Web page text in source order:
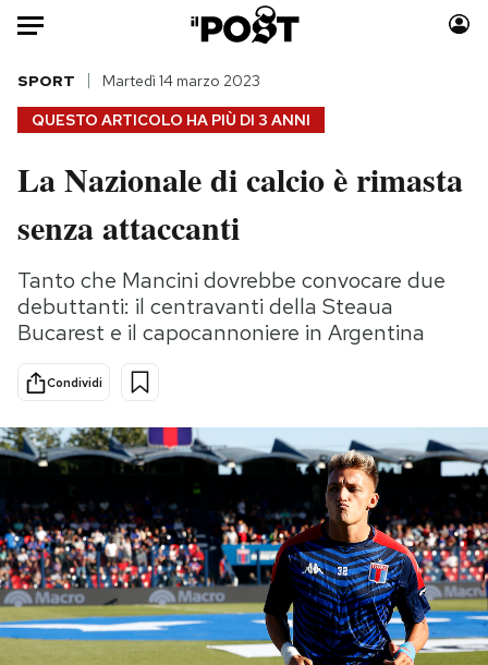
Auto
HOME
Italia
Politica
Tecnologia
Internet
Scienza
Cultura
Economia
Sport
Moda
Storie/Idee
Ok Boomer!
Media
Mondiali calcio 2026
PODCAST
NEWSLETTER
QUESTO ARTICOLO HA PIÙ DI 3 ANNI
SPORT Martedì 14 marzo 2023
La Nazionale di calcio è rimasta
senza attaccanti
Tanto che Mancini dovrebbe convocare due
debuttanti: il centravanti della Steaua
Bucarest e il capocannoniere in Argentina
Condividi